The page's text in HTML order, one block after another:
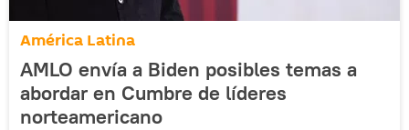
América Latina
AMLO envía a Biden posibles temas a
abordar en Cumbre de líderes
norteamericano